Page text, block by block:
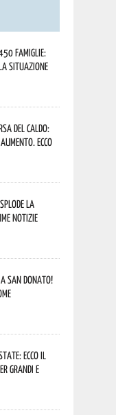
famiglie:
situazione
del caldo:
Ecco
la
notizie
San Donato!
ecco il
grandi e